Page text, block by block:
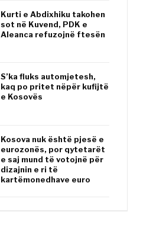
Kurti e Abdixhiku takohen
sot në Kuvend, PDK e
Aleanca refuzojnë ftesën
S’ka fluks automjetesh,
kaq po pritet nëpër kufijtë
e Kosovës
Kosova nuk është pjesë e
eurozonës, por qytetarët
e saj mund të votojnë për
dizajnin e ri të
kartëmonedhave euro